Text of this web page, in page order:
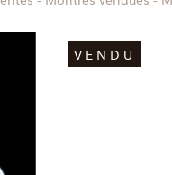
VENDU